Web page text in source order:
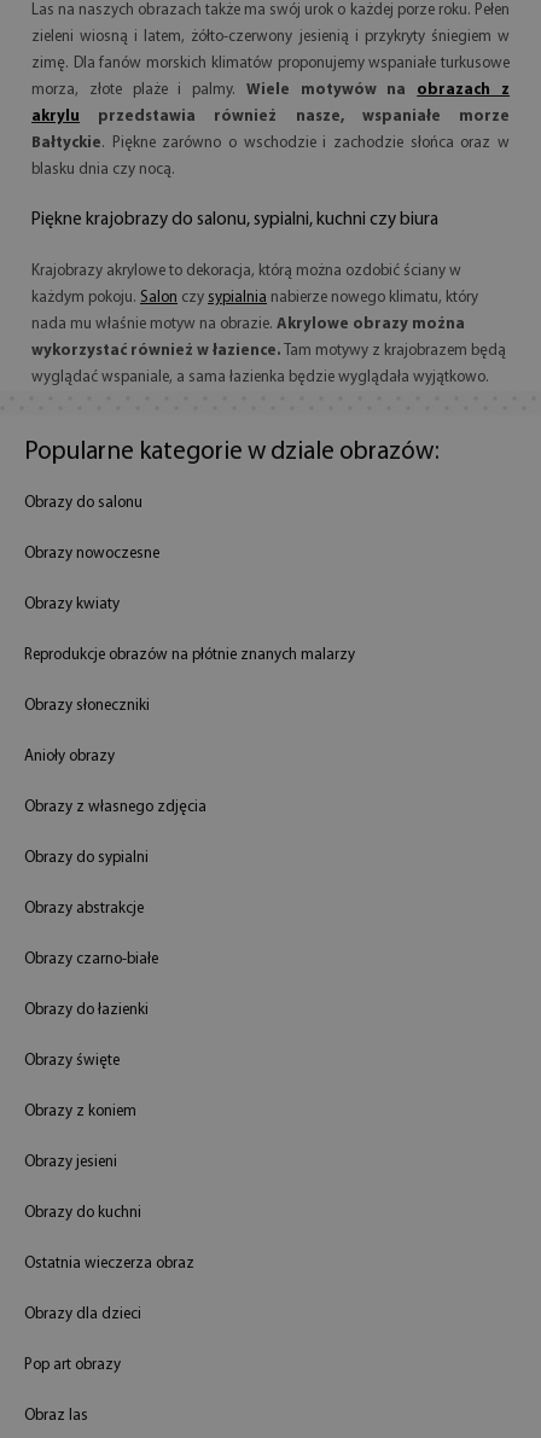
Las na naszych obrazach także ma swój urok o każdej porze roku. Pełen
zieleni wiosną i latem, żółto-czerwony jesienią i przykryty śniegiem w
zimę. Dla fanów morskich klimatów proponujemy wspaniałe turkusowe
morza, złote plaże i palmy. Wiele motywów na obrazach z
akrylu przedstawia również nasze, wspaniałe morze
Bałtyckie. Piękne zarówno o wschodzie i zachodzie słońca oraz w
blasku dnia czy nocą.
Piękne krajobrazy do salonu, sypialni, kuchni czy biura
Krajobrazy akrylowe to dekoracja, którą można ozdobić ściany w
każdym pokoju. Salon czy sypialnia nabierze nowego klimatu, który
nada mu właśnie motyw na obrazie. Akrylowe obrazy można
wykorzystać również w łazience. Tam motywy z krajobrazem będą
wyglądać wspaniale, a sama łazienka będzie wyglądała wyjątkowo.
Popularne kategorie w dziale obrazów:
Obrazy do salonu
Obrazy nowoczesne
Obrazy kwiaty
Reprodukcje obrazów na płótnie znanych malarzy
Obrazy słoneczniki
Anioły obrazy
Obrazy z własnego zdjęcia
Obrazy do sypialni
Obrazy abstrakcje
Obrazy czarno-białe
Obrazy do łazienki
Obrazy święte
Obrazy z koniem
Obrazy jesieni
Obrazy do kuchni
Ostatnia wieczerza obraz
Obrazy dla dzieci
Pop art obrazy
Obraz las